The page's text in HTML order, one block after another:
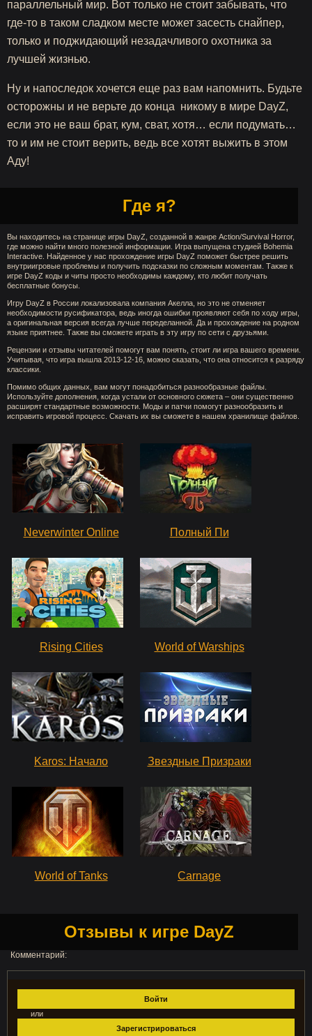
параллельный мир. Вот только не стоит забывать, что
где-то в таком сладком месте может засесть снайпер,
только и поджидающий незадачливого охотника за
лучшей жизнью.
Ну и напоследок хочется еще раз вам напомнить. Будьте
осторожны и не верьте до конца никому в мире DayZ,
если это не ваш брат, кум, сват, хотя… если подумать…
то и им не стоит верить, ведь все хотят выжить в этом
Аду!
Где я?
Вы находитесь на странице игры DayZ, созданной в жанре Action/Survival Horror,
где можно найти много полезной информации. Игра выпущена студией Bohemia
Interactive. Найденное у нас прохождение игры DayZ поможет быстрее решить
внутриигровые проблемы и получить подсказки по сложным моментам. Также к
игре DayZ коды и читы просто необходимы каждому, кто любит получать
бесплатные бонусы.
Игру DayZ в России локализовала компания Акелла, но это не отменяет
необходимости русификатора, ведь иногда ошибки проявляют себя по ходу игры,
а оригинальная версия всегда лучше переделанной. Да и прохождение на родном
языке приятнее. Также вы сможете играть в эту игру по сети с друзьями.
Рецензии и отзывы читателей помогут вам понять, стоит ли игра вашего времени.
Учитывая, что игра вышла 2013-12-16, можно сказать, что она относится к разряду
классики.
Помимо общих данных, вам могут понадобиться разнообразные файлы.
Используйте дополнения, когда устали от основного сюжета – они существенно
расширят стандартные возможности. Моды и патчи помогут разнообразить и
исправить игровой процесс. Скачать их вы сможете в нашем хранилище файлов.
Neverwinter Online Полный Пи
Rising Cities World of Warships
Karos: Начало Звездные Призраки
World of Tanks Carnage
Отзывы к игре DayZ
Комментарий:
Войти
или
Зарегистрироваться